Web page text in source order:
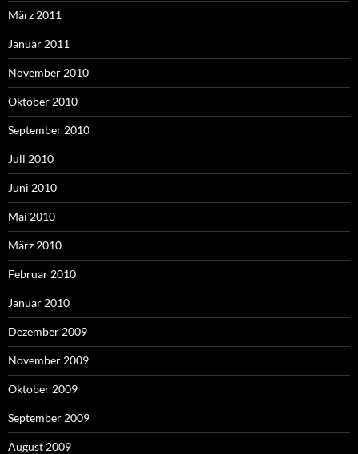
März 2011
Januar 2011
November 2010
Oktober 2010
September 2010
Juli 2010
Juni 2010
Mai 2010
März 2010
Februar 2010
Januar 2010
Dezember 2009
November 2009
Oktober 2009
September 2009
August 2009